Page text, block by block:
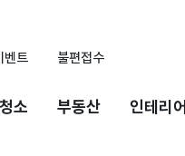
벤트 불편접수
청소 부동산 인테리어